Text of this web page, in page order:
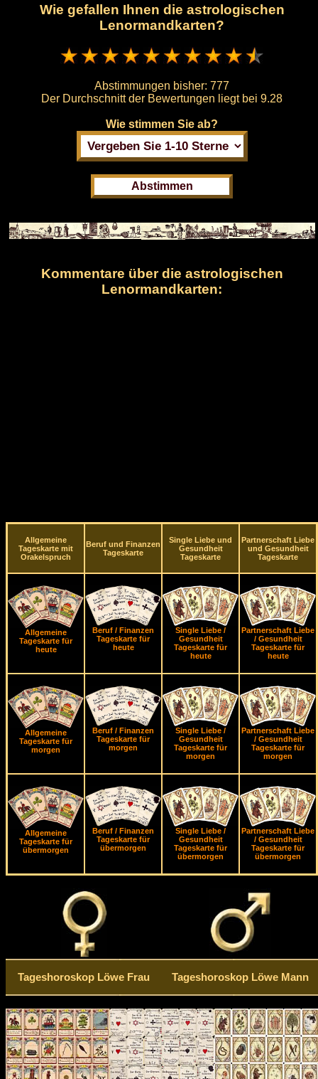
Wie gefallen Ihnen die astrologischen
Lenormandkarten?
Abstimmungen bisher: 777
Der Durchschnitt der Bewertungen liegt bei 9.28
Wie stimmen Sie ab?
Kommentare über die astrologischen
Lenormandkarten:
Allgemeine
Tageskarte mit
Orakelspruch
Beruf und Finanzen
Tageskarte
Single Liebe und
Gesundheit
Tageskarte
Partnerschaft Liebe
und Gesundheit
Tageskarte
Allgemeine
Tageskarte für
heute
Beruf / Finanzen
Tageskarte für
heute
Single Liebe /
Gesundheit
Tageskarte für
heute
Partnerschaft Liebe
/ Gesundheit
Tageskarte für
heute
Allgemeine
Tageskarte für
morgen
Beruf / Finanzen
Tageskarte für
morgen
Single Liebe /
Gesundheit
Tageskarte für
morgen
Partnerschaft Liebe
/ Gesundheit
Tageskarte für
morgen
Allgemeine
Tageskarte für
übermorgen
Beruf / Finanzen
Tageskarte für
übermorgen
Single Liebe /
Gesundheit
Tageskarte für
übermorgen
Partnerschaft Liebe
/ Gesundheit
Tageskarte für
übermorgen
Tageshoroskop Löwe Frau Tageshoroskop Löwe Mann